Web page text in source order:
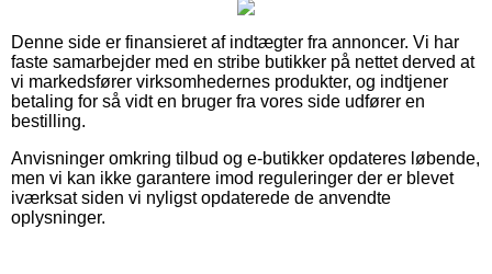
Denne side er finansieret af indtægter fra annoncer. Vi har
faste samarbejder med en stribe butikker på nettet derved at
vi markedsfører virksomhedernes produkter, og indtjener
betaling for så vidt en bruger fra vores side udfører en
bestilling.
Anvisninger omkring tilbud og e-butikker opdateres løbende,
men vi kan ikke garantere imod reguleringer der er blevet
iværksat siden vi nyligst opdaterede de anvendte
oplysninger.